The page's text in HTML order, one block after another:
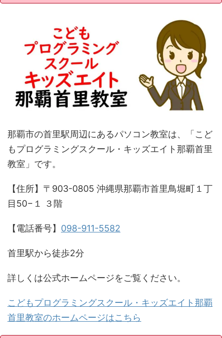
那覇市の首里駅周辺にあるパソコン教室は、「こど
もプログラミングスクール・キッズエイト那覇首里
教室」です。
【住所】〒903-0805 沖縄県那覇市首里鳥堀町１丁
目50−１ ３階
【電話番号】 098-911-5582
首里駅から徒歩2分
詳しくは公式ホームページをご覧ください。
こどもプログラミングスクール・キッズエイト那覇
首里教室のホームページはこちら